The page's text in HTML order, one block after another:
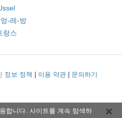
-레-방
랑스
정보 정책 이용 약관 문의하기
합니다. 사이트를 계속 탐색하